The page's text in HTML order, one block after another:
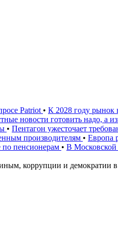
Patriot • К 2028 году рынок
новости готовить надо, а
• Пентагон ужесточает
производителям • Европа
по пенсионерам • В Московской
коррупции и демократии